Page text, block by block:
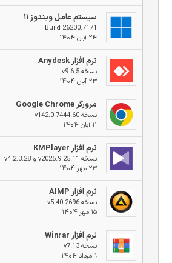
سیستم عامل ویندوز ۱۱
Build 26200.7171
۲۴ آبان ۱۴۰۴
نرم افزار Anydesk
نسخه v9.6.5
۲۳ آبان ۱۴۰۴
مرورگر Google Chrome
نسخه v142.0.7444.60
۱۱ آبان ۱۴۰۴
نرم افزار KMPlayer
نسخه v2025.9.25.11 و v4.2.3.28
۲۳ مهر ۱۴۰۴
نرم افزار AIMP
نسخه v5.40.2696
۱۵ مهر ۱۴۰۴
نرم افزار Winrar
نسخه v7.13
۹ مرداد ۱۴۰۴